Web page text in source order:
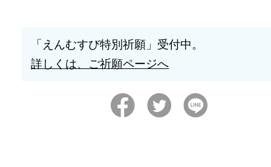
「えんむすび特別祈願」受付中。
詳しくは、ご祈願ページへ